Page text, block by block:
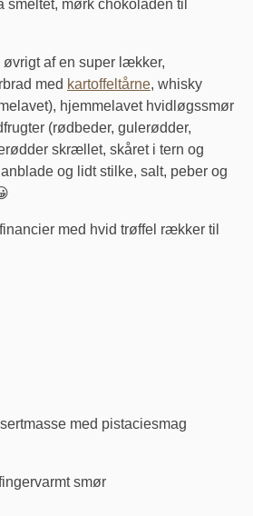
smeltet, mørk chokoladen til
af en super lækker,
med kartoffeltårne, whisky
hjemmelavet hvidløgssmør
(rødbeder, gulerødder,
skrællet, skåret i tern og
og lidt stilke, salt, peber og
med hvid trøffel rækker til
med pistaciesmag
smør